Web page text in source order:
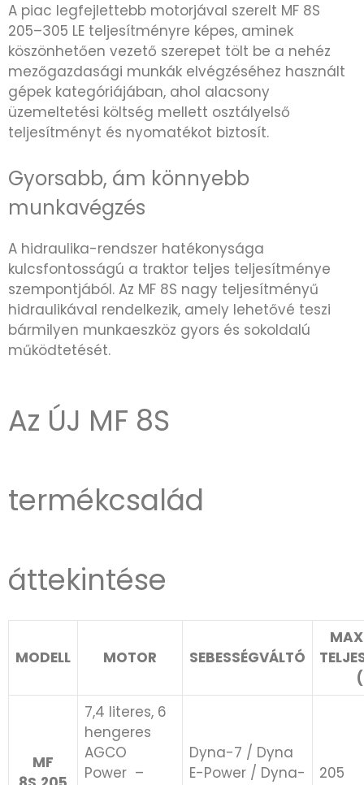
A piac legfejlettebb motorjával szerelt MF 8S
205–305 LE teljesítményre képes, aminek
köszönhetően vezető szerepet tölt be a nehéz
mezőgazdasági munkák elvégzéséhez használt
gépek kategóriájában, ahol alacsony
üzemeltetési költség mellett osztályelső
teljesítményt és nyomatékot biztosít.
Gyorsabb, ám könnyebb
munkavégzés
A hidraulika-rendszer hatékonysága
kulcsfontosságú a traktor teljes teljesítménye
szempontjából. Az MF 8S nagy teljesítményű
hidraulikával rendelkezik, amely lehetővé teszi
bármilyen munkaeszköz gyors és sokoldalú
működtetését.
Az ÚJ MF 8S
termékcsalád
áttekintése
MODELL MOTOR SEBESSÉGVÁLTÓ
MF
7,4 literes, 6
hengeres
AGCO
Power ​ –
Dyna-7 / Dyna
E-Power / Dyna-
205